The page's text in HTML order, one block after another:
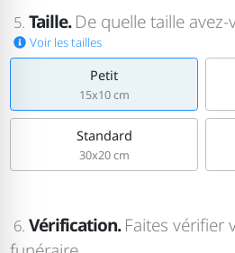
5. Taille. De quelle taille
Voir les tailles
Petit
15x10 cm
Standard
30x20 cm
6. Vérification. Faites vérifier